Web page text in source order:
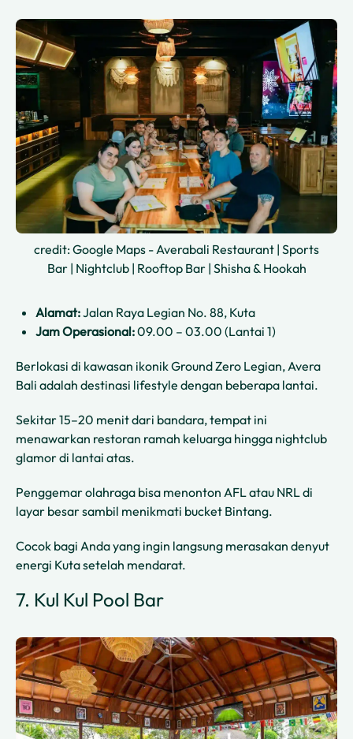
credit: Google Maps - Averabali Restaurant | Sports
Bar | Nightclub | Rooftop Bar | Shisha & Hookah
Alamat:Jalan Raya Legian No. 88, Kuta
Jam Operasional:09.00 – 03.00 (Lantai 1)
Berlokasi di kawasan ikonik Ground Zero Legian, Avera
Bali adalah destinasi lifestyle dengan beberapa lantai.
Sekitar 15–20 menit dari bandara, tempat ini
menawarkan restoran ramah keluarga hingga nightclub
glamor di lantai atas.
Penggemar olahraga bisa menonton AFL atau NRL di
layar besar sambil menikmati bucket Bintang.
Cocok bagi Anda yang ingin langsung merasakan denyut
energi Kuta setelah mendarat.
7. Kul Kul Pool Bar